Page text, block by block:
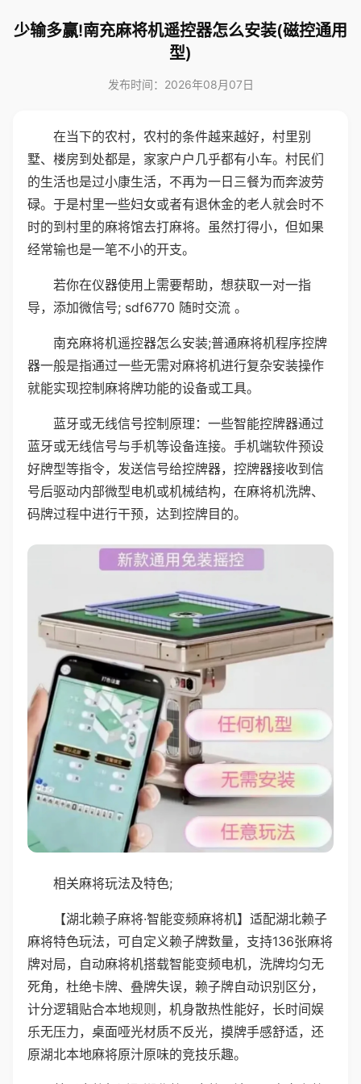
少输多赢!南充麻将机遥控器怎么安装(磁控通用
型)
发布时间：2026年08月07日
在当下的农村，农村的条件越来越好，村里别
墅、楼房到处都是，家家户户几乎都有小车。村民们
的生活也是过小康生活，不再为一日三餐为而奔波劳
碌。于是村里一些妇女或者有退休金的老人就会时不
时的到村里的麻将馆去打麻将。虽然打得小，但如果
经常输也是一笔不小的开支。
若你在仪器使用上需要帮助，想获取一对一指
导，添加微信号; sdf6770 随时交流 。
南充麻将机遥控器怎么安装;普通麻将机程序控牌
器一般是指通过一些无需对麻将机进行复杂安装操作
就能实现控制麻将牌功能的设备或工具。
蓝牙或无线信号控制原理：一些智能控牌器通过
蓝牙或无线信号与手机等设备连接。手机端软件预设
好牌型等指令，发送信号给控牌器，控牌器接收到信
号后驱动内部微型电机或机械结构，在麻将机洗牌、
码牌过程中进行干预，达到控牌目的。
相关麻将玩法及特色;
【湖北赖子麻将·智能变频麻将机】适配湖北赖子
麻将特色玩法，可自定义赖子牌数量，支持136张麻将
牌对局，自动麻将机搭载智能变频电机，洗牌均匀无
死角，杜绝卡牌、叠牌失误，赖子牌自动识别区分，
计分逻辑贴合本地规则，机身散热性能好，长时间娱
乐无压力，桌面哑光材质不反光，摸牌手感舒适，还
原湖北本地麻将原汁原味的竞技乐趣。